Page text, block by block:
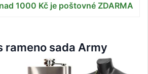
nad 1000 Kč je poštovné ZDARMA
rameno sada Army